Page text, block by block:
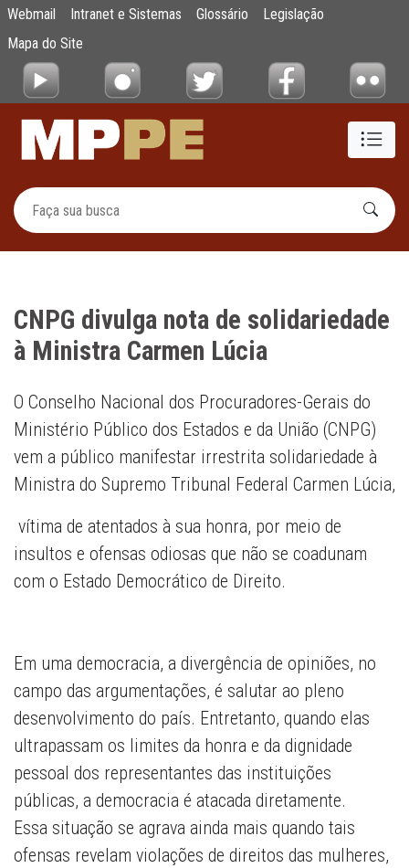
Pular para o Conteúdo principal
CNPG divulga nota de solidariedade à
Webmail Intranet e Sistemas Glossário
Legislação
Mapa do Site
CNPG divulga nota de solidariedade
à Ministra Carmen Lúcia
O Conselho Nacional dos Procuradores-Gerais do
Ministério Público dos Estados e da União (CNPG)
vem a público manifestar irrestrita solidariedade à
Ministra do Supremo Tribunal Federal Carmen Lúcia,
vítima de atentados à sua honra, por meio de
insultos e ofensas odiosas que não se coadunam
com o Estado Democrático de Direito.
Em uma democracia, a divergência de opiniões, no
campo das argumentações, é salutar ao pleno
desenvolvimento do país. Entretanto, quando elas
ultrapassam os limites da honra e da dignidade
pessoal dos representantes das instituições
públicas, a democracia é atacada diretamente.
Essa situação se agrava ainda mais quando tais
ofensas revelam violações de direitos das mulheres,